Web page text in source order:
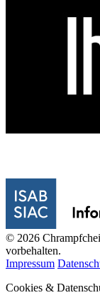
© 2026
vorbehalten.
Impressum
Cookies &